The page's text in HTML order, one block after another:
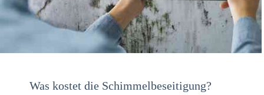
Was kostet die Schimmelbeseitigung?